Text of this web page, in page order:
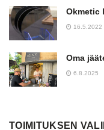
Okmetic
16.5.2022
Oma
6.8.2025
TOIMITUKSEN